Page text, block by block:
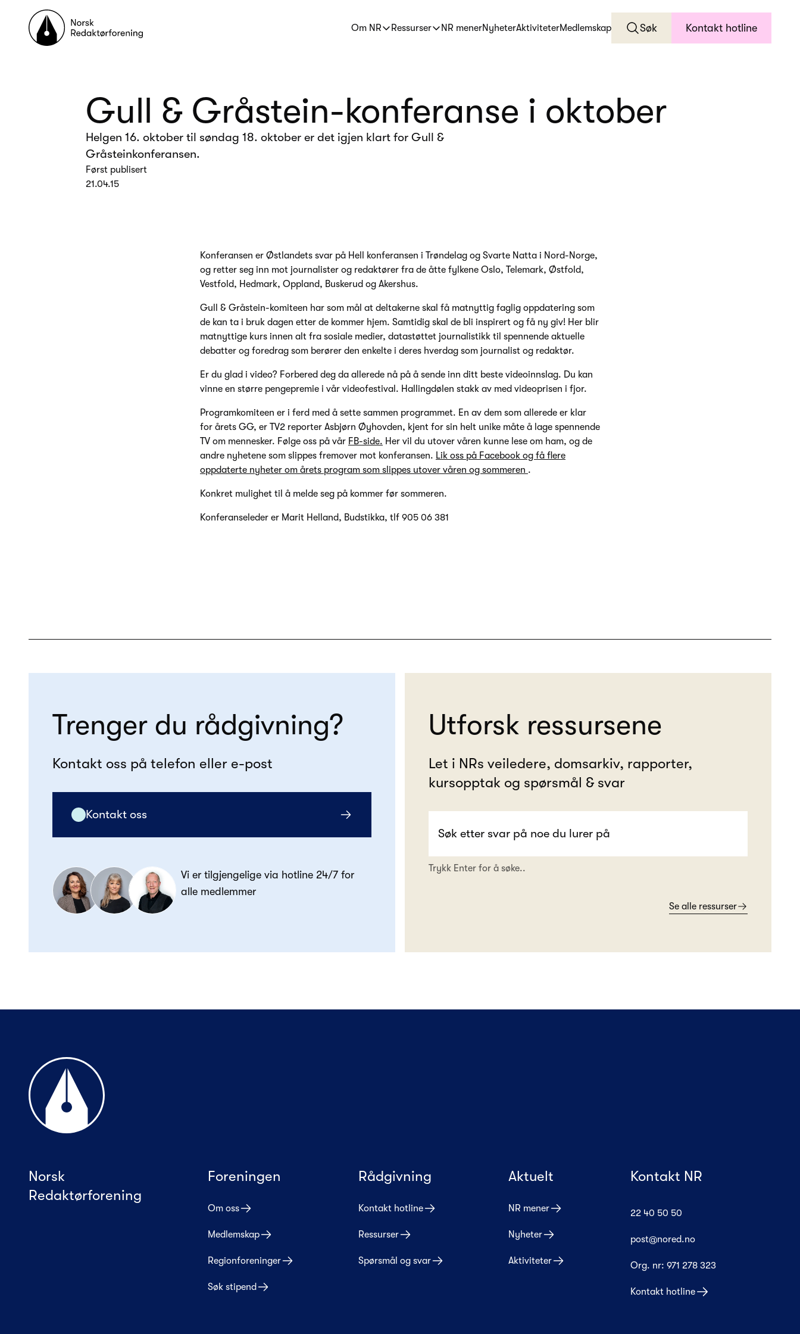
Til forsiden
Om NR
Ressurser NR menerNyheterAktiviteterMedlemskap Søk Kontakt hotline
Gull & Gråstein-konferanse i oktober
Helgen 16. oktober til søndag 18. oktober er det igjen klart for Gull &
Gråsteinkonferansen.
Først publisert
21.04.15
Konferansen er Østlandets svar på Hell konferansen i Trøndelag og Svarte Natta i Nord-Norge,
og retter seg inn mot journalister og redaktører fra de åtte fylkene Oslo, Telemark, Østfold,
Vestfold, Hedmark, Oppland, Buskerud og Akershus.
Gull & Gråstein-komiteen har som mål at deltakerne skal få matnyttig faglig oppdatering som
de kan ta i bruk dagen etter de kommer hjem. Samtidig skal de bli inspirert og få ny giv! Her blir
matnyttige kurs innen alt fra sosiale medier, datastøttet journalistikk til spennende aktuelle
debatter og foredrag som berører den enkelte i deres hverdag som journalist og redaktør.
Er du glad i video? Forbered deg da allerede nå på å sende inn ditt beste videoinnslag. Du kan
vinne en større pengepremie i vår videofestival. Hallingdølen stakk av med videoprisen i fjor.
Programkomiteen er i ferd med å sette sammen programmet. En av dem som allerede er klar
for årets GG, er TV2 reporter Asbjørn Øyhovden, kjent for sin helt unike måte å lage spennende
TV om mennesker. Følge oss på vår FB-side. Her vil du utover våren kunne lese om ham, og de
andre nyhetene som slippes fremover mot konferansen. Lik oss på Facebook og få flere
oppdaterte nyheter om årets program som slippes utover våren og sommeren .
Konkret mulighet til å melde seg på kommer før sommeren.
Konferanseleder er Marit Helland, Budstikka, tlf 905 06 381
Trenger du rådgivning?
Kontakt oss på telefon eller e-post
Kontakt oss
Vi er tilgjengelige via hotline 24/7 for
alle medlemmer
Utforsk ressursene
Let i NRs veiledere, domsarkiv, rapporter,
kursopptak og spørsmål & svar
Trykk Enter for å søke..
Se alle ressurser
Til forsiden
Norsk
Redaktørforening
Foreningen
Om oss
Medlemskap
Regionforeninger
Søk stipend
Rådgivning
Kontakt hotline
Ressurser
Spørsmål og svar
Aktuelt
NR mener
Nyheter
Aktiviteter
Kontakt NR
22 40 50 50
post@nored.no
Org. nr:971 278 323
Kontakt hotline